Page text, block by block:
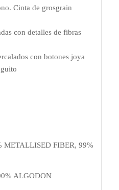
Cinta de grosgrain
con detalles de fibras
con botones joya
METALLISED FIBER, 99%
ALGODON